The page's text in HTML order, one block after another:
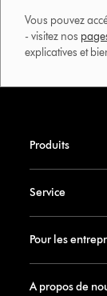
Vous pouvez
- visitez nos
explicatives et
Produits
Service
Pour les
A propos de